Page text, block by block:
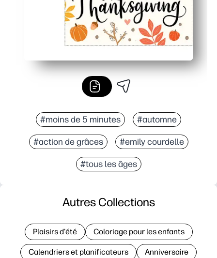
#moins de 5 minutes #automne
#action de grâces #emily courdelle
#tous les âges
Autres Collections
Plaisirs d'été Coloriage pour les enfants
Calendriers et planificateurs Anniversaire